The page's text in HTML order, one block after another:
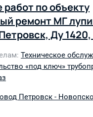
по объекту
ремонт МГ
Ду 1420,
труб.
28) для нужд АО
Техническое
«под ключ»
Петровск -